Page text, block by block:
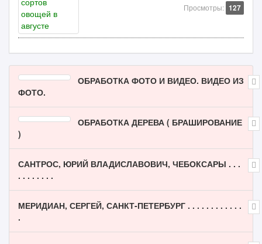
Просмотры: 127
ОБРАБОТКА ФОТО И ВИДЕО. ВИДЕО ИЗ
ФОТО.
ОБРАБОТКА ДЕРЕВА ( БРАШИРОВАНИЕ
)
САНТРОС, ЮРИЙ ВЛАДИСЛАВОВИЧ, ЧЕБОКСАРЫ . . .
. . . . . . . .
МЕРИДИАН, СЕРГЕЙ, САНКТ-ПЕТЕРБУРГ . . . . . . . . . . . .
.